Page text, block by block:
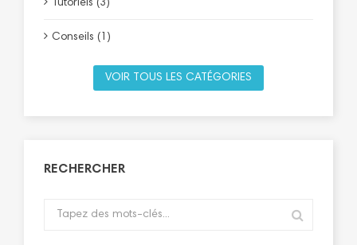
Tutoriels (3)
Conseils (1)
VOIR TOUS LES CATÉGORIES
RECHERCHER